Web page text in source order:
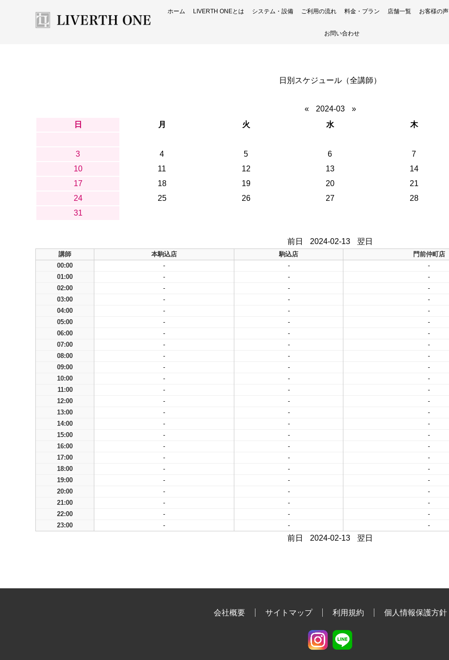
ホーム LIVERTH ONEとは システム・設備 ご利用の流れ 料金・プラン 店舗一覧 お客様の声
お問い合わせ
日別スケジュール（全講師）
« 2024-03 »
日 月 火 水 木
3
4 5 6 7
10
11 12 13 14
17
18 19 20 21
24
25 26 27 28
31
前日 2024-02-13 翌日
講師 本駒込店 駒込店 門前仲町店
00:00
- - -
01:00
- - -
02:00
- - -
03:00
- - -
04:00
- - -
05:00
- - -
06:00
- - -
07:00
- - -
08:00
- - -
09:00
- - -
10:00
- - -
11:00
- - -
12:00
- - -
13:00
- - -
14:00
- - -
15:00
- - -
16:00
- - -
17:00
- - -
18:00
- - -
19:00
- - -
20:00
- - -
21:00
- - -
22:00
- - -
23:00
- - -
前日 2024-02-13 翌日
会社概要 サイトマップ 利用規約 個人情報保護方針